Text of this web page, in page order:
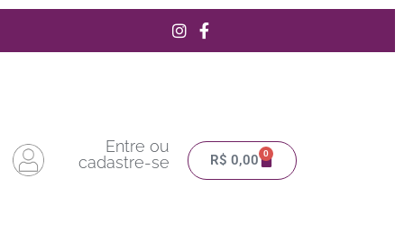
Entre ou
cadastre-se
R$ 0,00 0
Carrinho